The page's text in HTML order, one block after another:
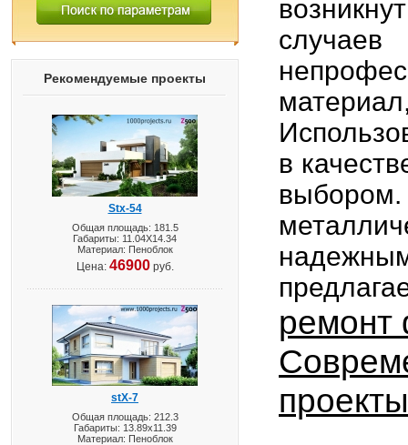
Рекомендуемые проекты
Stx-54
Общая площадь: 181.5
Габариты: 11.04X14.34
Материал: Пеноблок
Цена: 46900руб.
stX-7
Общая площадь: 212.3
Габариты: 13.89х11.39
Материал: Пеноблок
в
ремонт